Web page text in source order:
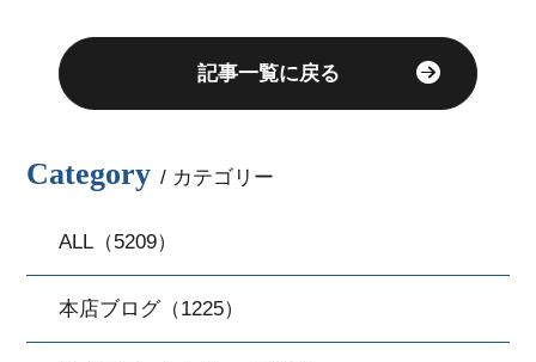
記事一覧に戻る
Category / カテゴリー
ALL（5209）
本店ブログ（1225）